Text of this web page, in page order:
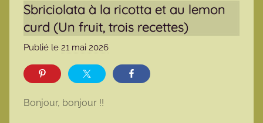
Sbriciolata à la ricotta et au lemon
curd (Un fruit, trois recettes)
Publié le 21 mai 2026
Bonjour, bonjour !!